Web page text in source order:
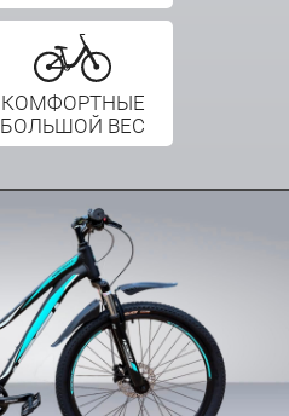
КОМФОРТНЫЕ
БОЛЬШОЙ ВЕС